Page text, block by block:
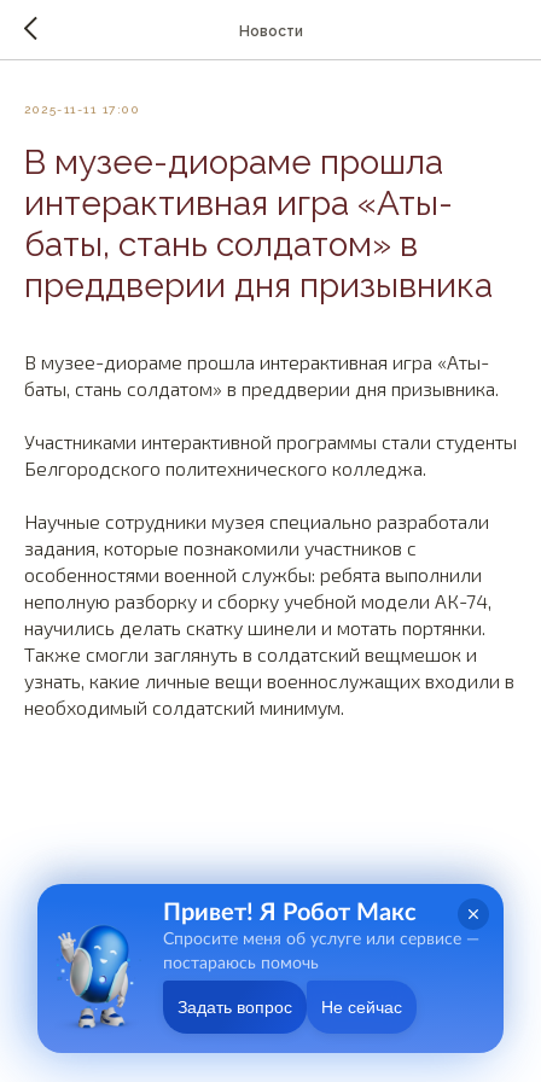
Новости
2025-11-11 17:00
В музее-диораме прошла
интерактивная игра «Аты-
баты, стань солдатом» в
преддверии дня призывника
В музее-диораме прошла интерактивная игра «Аты-
баты, стань солдатом» в преддверии дня призывника.
Участниками интерактивной программы стали студенты
Белгородского политехнического колледжа.
Научные сотрудники музея специально разработали
задания, которые познакомили участников с
особенностями военной службы: ребята выполнили
неполную разборку и сборку учебной модели АК-74,
научились делать скатку шинели и мотать портянки.
Также смогли заглянуть в солдатский вещмешок и
узнать, какие личные вещи военнослужащих входили в
необходимый солдатский минимум.
Привет! Я Робот Макс
Спросите меня об услуге или сервисе —
постараюсь помочь
Задать вопрос Не сейчас